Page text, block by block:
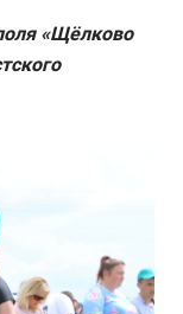
«Щёлково